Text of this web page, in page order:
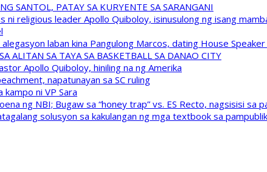
SANTOL, PATAY SA KURYENTE SA SARANGANI
ni religious leader Apollo Quiboloy, isinusulong ng isang
laban kina Pangulong Marcos, dating House
ALITAN SA TAYA SA BASKETBALL SA DANAO CITY
Apollo Quiboloy, hiniling na ng Amerika
napatunayan sa SC ruling
ni VP Sara
ng NBI; Bugaw sa “honey trap” vs. ES Recto, nagsisisi sa
solusyon sa kakulangan ng mga textbook sa